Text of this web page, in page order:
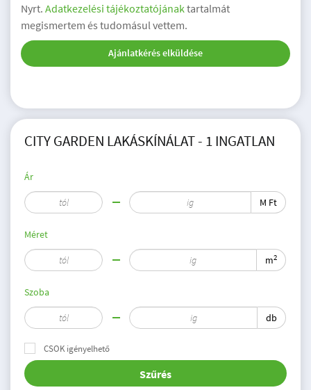
Nyrt. Adatkezelési tájékoztatójánaktartalmát
megismertem és tudomásul vettem.
Ajánlatkérés elküldése
CITY GARDEN LAKÁSKÍNÁLAT - 1 INGATLAN
Ár
M Ft
Méret
m2
Szoba
db
CSOK igényelhető
Szűrés